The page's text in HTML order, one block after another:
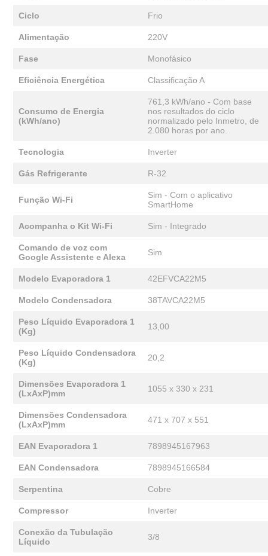
Ciclo Frio
Alimentação 220V
Fase Monofásico
Eficiência Energética Classificação A
Consumo de Energia
(kWh/ano)
761,3 kWh/ano - Com base
nos resultados do ciclo
normalizado pelo Inmetro, de
2.080 horas por ano.
Tecnologia Inverter
Gás Refrigerante R-32
Função Wi-Fi
Sim - Com o aplicativo
SmartHome
Acompanha o Kit Wi-Fi Sim - Integrado
Comando de voz com
Google Assistente e Alexa
Sim
Modelo Evaporadora 1 42EFVCA22M5
Modelo Condensadora 38TAVCA22M5
Peso Líquido Evaporadora 1
(Kg)
13,00
Peso Líquido Condensadora
(Kg)
20,2
Dimensões Evaporadora 1
(LxAxP)mm
1055 x 330 x 231
Dimensões Condensadora
(LxAxP)mm
471 x 707 x 551
EAN Evaporadora 1 7898945167963
EAN Condensadora 7898945166584
Serpentina Cobre
Compressor Inverter
Conexão da Tubulação
Líquido
3/8